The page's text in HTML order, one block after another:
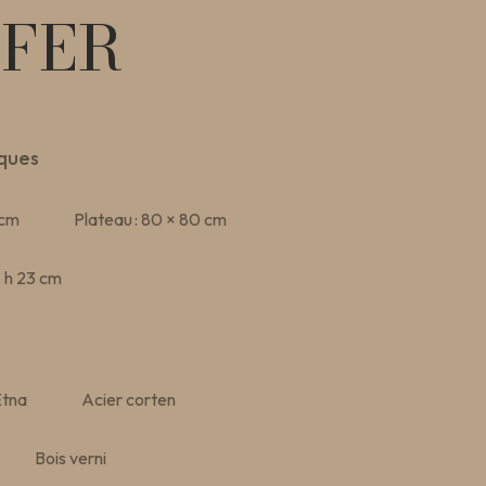
Plateau : 80 × 80 cm
23 cm
Acier corten
Bois verni